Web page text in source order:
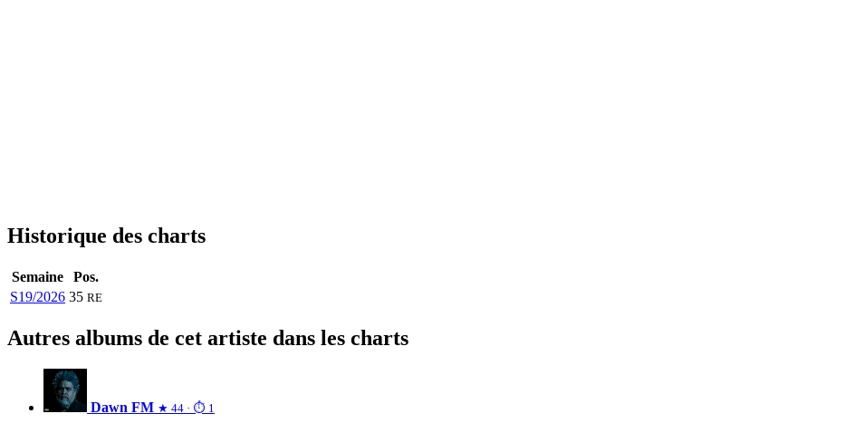
Historique des charts
Semaine
Pos.
S19/2026 35 RE
Autres albums de cet artiste dans les charts
Dawn FM ★ 44 · ⏱ 1